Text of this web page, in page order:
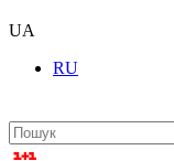
UA
RU